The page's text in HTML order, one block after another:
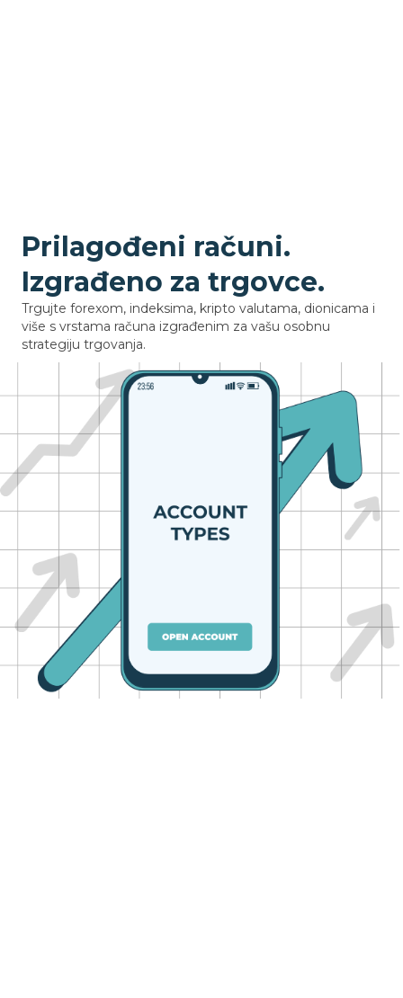
Prilagođeni računi.
Izgrađeno za trgovce.
Trgujte forexom, indeksima, kripto valutama, dionicama i
više s vrstama računa izgrađenim za vašu osobnu
strategiju trgovanja.